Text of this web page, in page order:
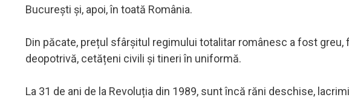
București și, apoi, în toată România.
Din păcate, prețul sfârșitul regimului totalitar românesc a fost
deopotrivă, cetățeni civili și tineri în uniformă.
La 31 de ani de la Revoluția din 1989, sunt încă răni deschise,